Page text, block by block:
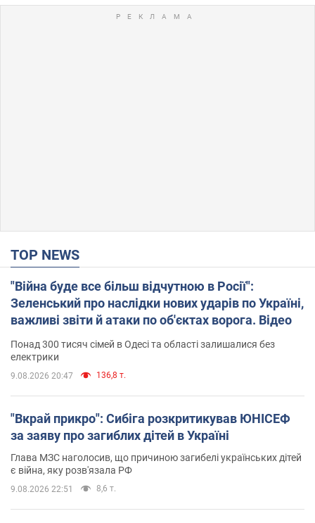
TOP NEWS
"Війна буде все більш відчутною в Росії":
Зеленський про наслідки нових ударів по Україні,
важливі звіти й атаки по об'єктах ворога. Відео
Понад 300 тисяч сімей в Одесі та області залишалися без
електрики
9.08.2026 20:47 136,8 т.
"Вкрай прикро": Сибіга розкритикував ЮНІСЕФ
за заяву про загиблих дітей в Україні
Глава МЗС наголосив, що причиною загибелі українських дітей
є війна, яку розв'язала РФ
9.08.2026 22:51 8,6 т.